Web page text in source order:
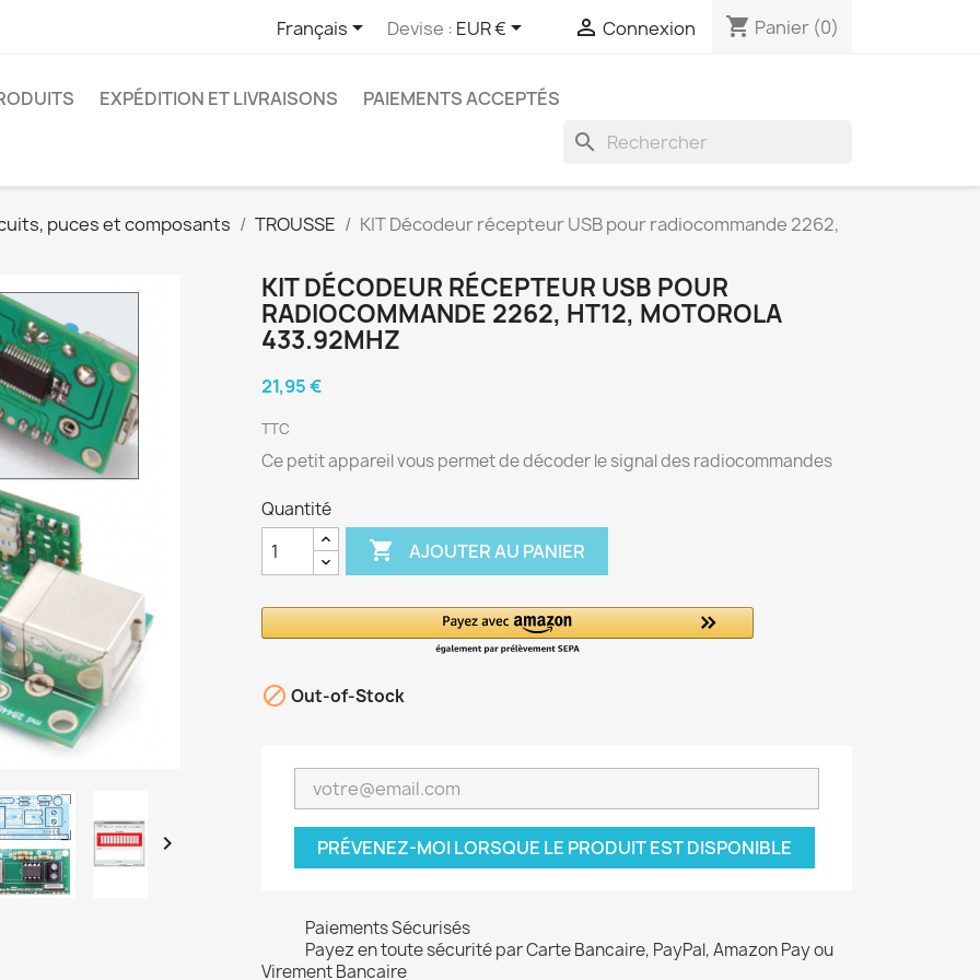
Français Devise : EUR €  Connexion shopping_cart Panier (0)
EXPÉDITION ET LIVRAISONS PAIEMENTS ACCEPTÉS
search
puces et composants TROUSSE KIT Décodeur récepteur USB pour radiocommande 2262,

KIT DÉCODEUR RÉCEPTEUR USB POUR
RADIOCOMMANDE 2262, HT12, MOTOROLA
433.92MHZ
21,95 €
TTC
Ce petit appareil vous permet de décoder le signal des radiocommandes
Quantité
 AJOUTER AU PANIER
 Out-of-Stock
PRÉVENEZ-MOI LORSQUE LE PRODUIT EST DISPONIBLE
Paiements Sécurisés
Payez en toute sécurité par Carte Bancaire, PayPal, Amazon Pay ou
Virement Bancaire